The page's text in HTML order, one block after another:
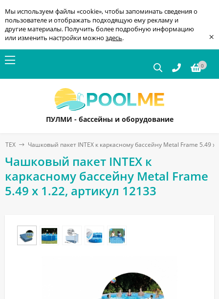
Мы используем файлы «cookie», чтобы запоминать сведения о
пользователе и отображать подходящую ему рекламу и
другие материалы. Получить более подробную информацию
или изменить настройки можно здесь. ×
0
ПУЛМИ - бассейны и оборудование
Чашковый пакет INTEX к каркасному бассейну Metal Frame 5.49 x
Чашковый пакет INTEX к
каркасному бассейну Metal Frame
5.49 x 1.22, артикул 12133